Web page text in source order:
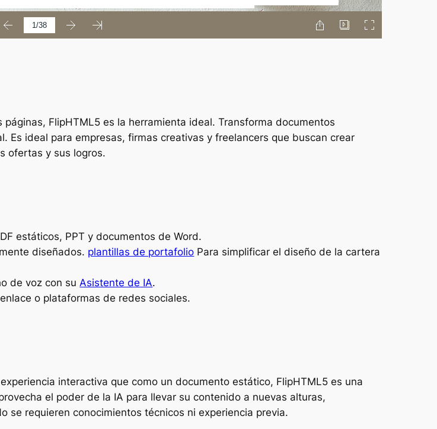
FlipHTML5 es la herramienta ideal. Transforma documentos
Es ideal para empresas, firmas creativas y freelancers que buscan crear
ofertas y sus logros.
estáticos, PPT y documentos de Word.
diseñados. plantillas de portafolio Para simplificar el diseño de la cartera
de voz con suAsistente de IA.
o plataformas de redes sociales.
interactiva que como un documento estático, FlipHTML5 es una
el poder de la IA para llevar su contenido a nuevas alturas,
se requieren conocimientos técnicos ni experiencia previa.